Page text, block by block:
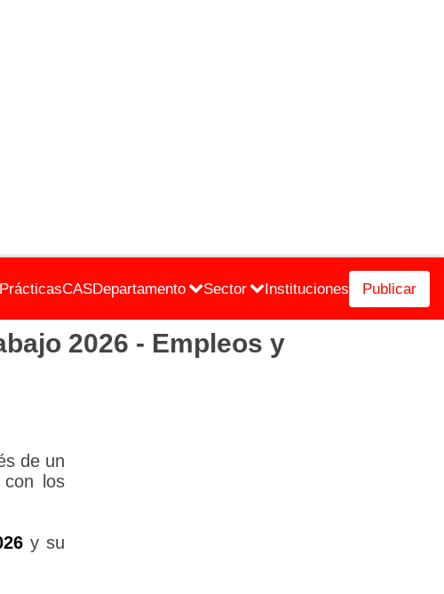
PrácticasCASDepartamento Sector Instituciones Publicar
2026 - Empleos y
de un
con los
y su